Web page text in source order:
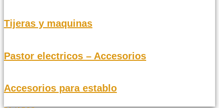
Tijeras y maquinas
Pastor electricos – Accesorios
Accesorios para establo